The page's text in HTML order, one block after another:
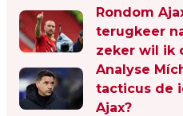
Rondom
terugkeer
zeker wil ik
Analyse
tacticus de
Ajax?